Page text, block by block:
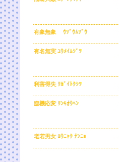
有象無象 ｳｿﾞｳﾑｿﾞｳ
有名無実 ﾕｳﾒｲﾑｼﾞﾂ
利害得失 ﾘｶﾞｲﾄｸｼﾂ
臨機応変 ﾘﾝｷｵｳﾍﾝ
老若男女 ﾛｳﾆｬｸ ﾅﾝﾆｮ